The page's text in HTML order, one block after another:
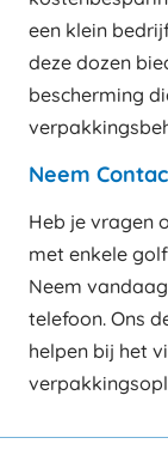
een klein
deze dozen
bescherming
Neem
Heb je vragen
met enkele
Neem
telefoon. Ons
helpen bij het